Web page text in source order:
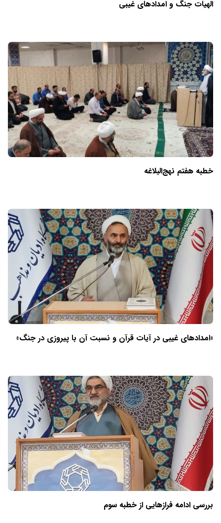
الهیات جنگ و امدادهای غیبی
خطبه هفتم نهج‌البلاغه
«امدادهای غیبی در آیات قرآن و نسبت آن با پیروزی در جنگ»
بررسی ادامه فرازهایی از خطبه سوم